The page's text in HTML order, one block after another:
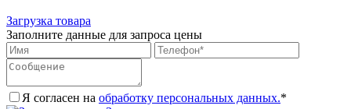
Загрузка товара
Заполните данные для запроса цены
Я согласен на обработку персональных данных.*